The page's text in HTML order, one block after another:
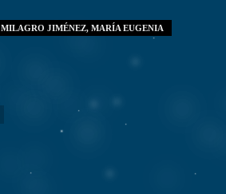
MILAGRO JIMÉNEZ, MARÍA EUGENIA